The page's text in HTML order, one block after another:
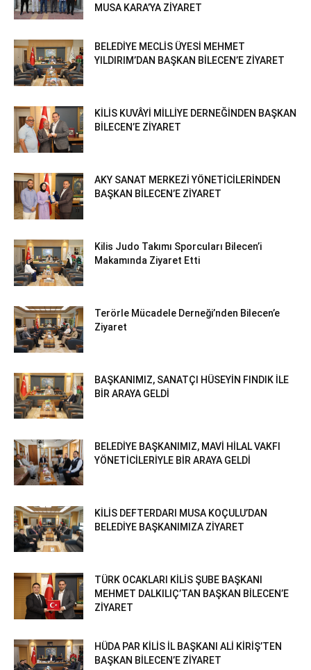
MUSA KARA’YA ZİYARET
BELEDİYE MECLİS ÜYESİ MEHMET
YILDIRIM’DAN BAŞKAN BİLECEN’E ZİYARET
KİLİS KUVÂYİ MİLLİYE DERNEĞİNDEN BAŞKAN
BİLECEN’E ZİYARET
AKY SANAT MERKEZİ YÖNETİCİLERİNDEN
BAŞKAN BİLECEN’E ZİYARET
Kilis Judo Takımı Sporcuları Bilecen’i
Makamında Ziyaret Etti
Terörle Mücadele Derneği’nden Bilecen’e
Ziyaret
BAŞKANIMIZ, SANATÇI HÜSEYİN FINDIK İLE
BİR ARAYA GELDİ
BELEDİYE BAŞKANIMIZ, MAVİ HİLAL VAKFI
YÖNETİCİLERİYLE BİR ARAYA GELDİ
KİLİS DEFTERDARI MUSA KOÇULU’DAN
BELEDİYE BAŞKANIMIZA ZİYARET
TÜRK OCAKLARI KİLİS ŞUBE BAŞKANI
MEHMET DALKILIÇ’TAN BAŞKAN BİLECEN’E
ZİYARET
HÜDA PAR KİLİS İL BAŞKANI ALİ KİRİŞ’TEN
BAŞKAN BİLECEN’E ZİYARET